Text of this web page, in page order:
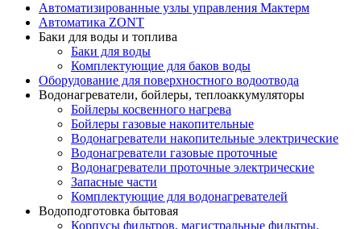
Автоматизированные узлы управления Мактерм
Автоматика ZONT
Баки для воды и топлива
Баки для воды
Комплектующие для баков воды
Оборудование для поверхностного водоотвода
Водонагреватели, бойлеры, теплоаккумуляторы
Бойлеры косвенного нагрева
Бойлеры газовые накопительные
Водонагреватели накопительные электрические
Водонагреватели газовые проточные
Водонагреватели проточные электрические
Запасные части
Комплектующие для водонагревателей
Водоподготовка бытовая
Корпусы фильтров, магистральные фильтры,